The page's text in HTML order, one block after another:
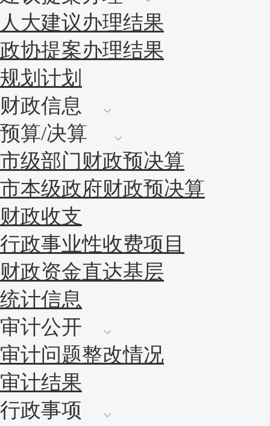
人大建议办理结果
政协提案办理结果
规划计划
财政信息
预算/决算
市级部门财政预决算
市本级政府财政预决算
财政收支
行政事业性收费项目
财政资金直达基层
统计信息
审计公开
审计问题整改情况
审计结果
行政事项